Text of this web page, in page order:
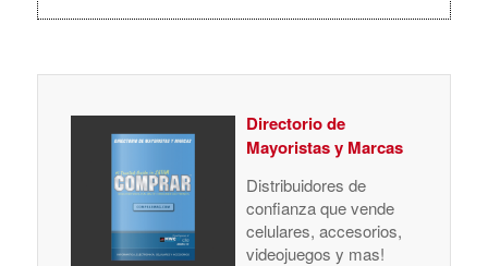
Directorio de
Mayoristas y Marcas
Distribuidores de
confianza que vende
celulares, accesorios,
videojuegos y mas!